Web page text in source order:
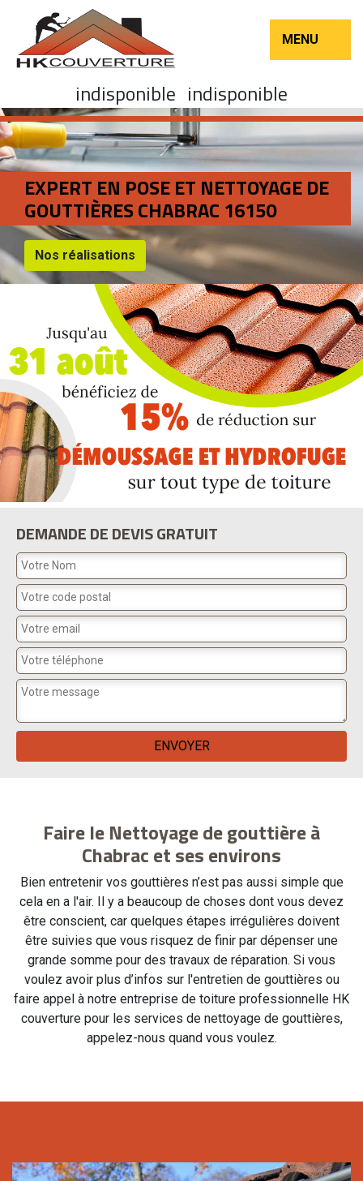
MENU
indisponible indisponible
EXPERT EN POSE ET NETTOYAGE DE
GOUTTIÈRES CHABRAC 16150
Nos réalisations
DEMANDE DE DEVIS GRATUIT
Faire le Nettoyage de gouttière à
Chabrac et ses environs
Bien entretenir vos gouttières n’est pas aussi simple que
cela en a l'air. Il y a beaucoup de choses dont vous devez
être conscient, car quelques étapes irrégulières doivent
être suivies que vous risquez de finir par dépenser une
grande somme pour des travaux de réparation. Si vous
voulez avoir plus d’infos sur l'entretien de gouttières ou
faire appel à notre entreprise de toiture professionnelle HK
couverture pour les services de nettoyage de gouttières,
appelez-nous quand vous voulez.